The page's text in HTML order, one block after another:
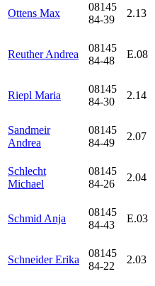
Ottens Max
08145
84-39
2.13
Reuther Andrea
08145
84-48
E.08
Riepl Maria
08145
84-30
2.14
Sandmeir
Andrea
08145
84-49
2.07
Schlecht
Michael
08145
84-26
2.04
Schmid Anja
08145
84-43
E.03
Schneider Erika
08145
84-22
2.03